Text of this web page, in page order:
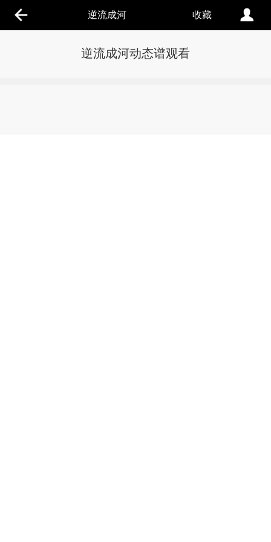
逆流成河 收藏
逆流成河动态谱观看